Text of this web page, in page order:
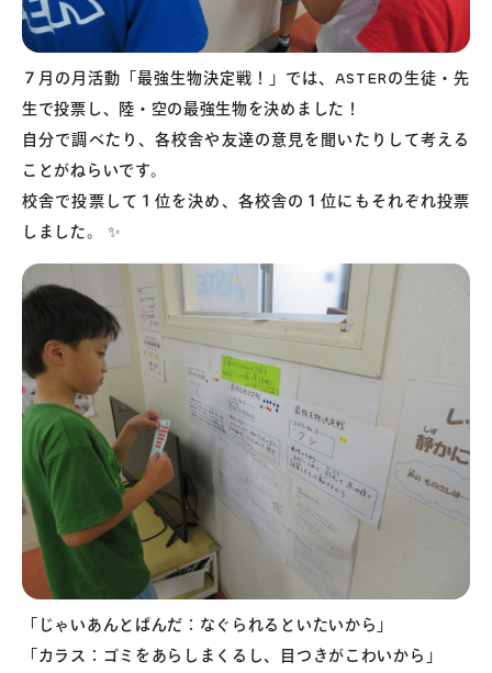
７月の月活動「最強生物決定戦！」では、ASTERの生徒・先
生で投票し、陸・空の最強生物を決めました！
自分で調べたり、各校舎や友達の意見を聞いたりして考える
ことがねらいです。
校舎で投票して１位を決め、各校舎の１位にもそれぞれ投票
しました。 ️✨
「じゃいあんとぱんだ：なぐられるといたいから」
「カラス：ゴミをあらしまくるし、目つきがこわいから」